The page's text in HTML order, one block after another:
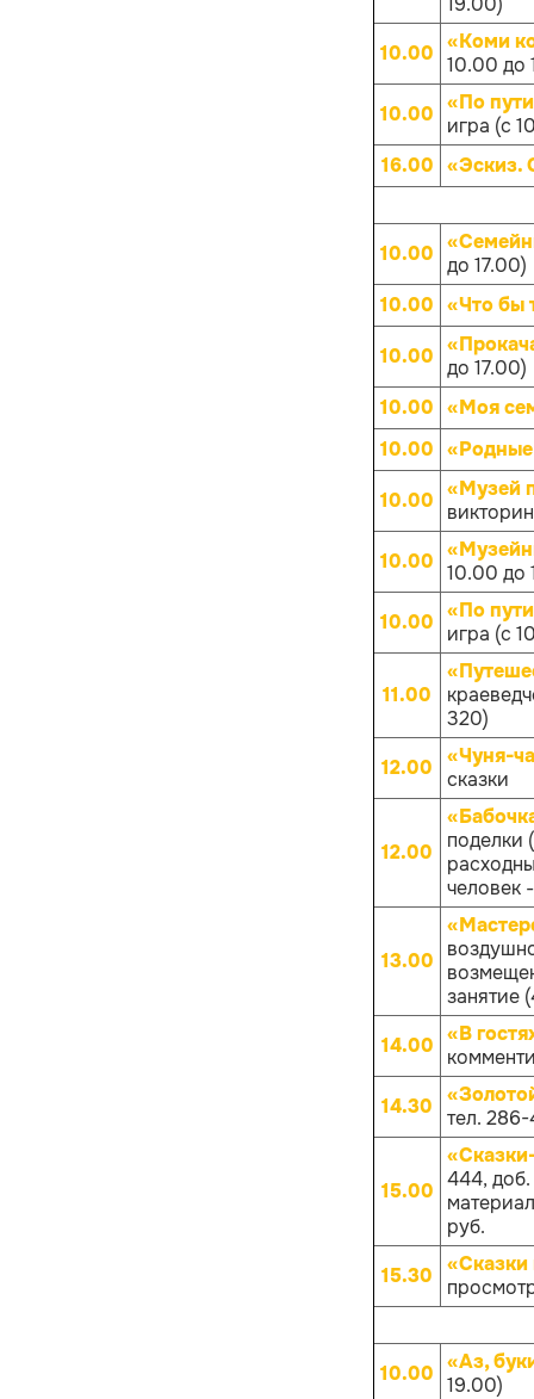
10.00 «Коми
10.00 до
10.00 «По
игра (с
16.00 «Эскиз.
10.00 до 17.00)
10.00 «Что бы
10.00 до 17.00)
10.00 «Моя
10.00
10.00 «Музей
10.00 10.00 до
10.00 «По
игра (с
11.00
320)
12.00
«Чуня-
сказки
12.00
поделки
человек
13.00
занятие
14.00 «В
14.30
тел.
15.00 444,
руб.
15.30
«Сказки
10.00 «Аз,
19.00)